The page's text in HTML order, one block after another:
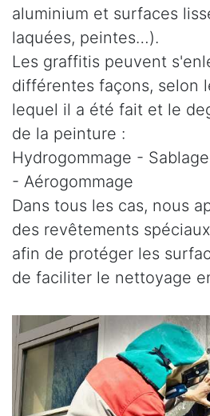
aluminium et surfaces
laquées, peintes…).
Les graffitis peuvent
différentes façons, selon
lequel il a été fait et le
de la peinture :
Hydrogommage -
- Aérogommage
Dans tous les cas, nous
des revêtements
afin de protéger les
de faciliter le nettoyage